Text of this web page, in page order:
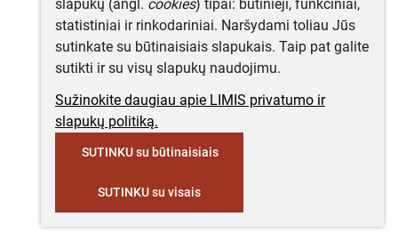
slapukų (angl. cookies) tipai: būtinieji, funkciniai,
statistiniai ir rinkodariniai. Naršydami toliau Jūs
sutinkate su būtinaisiais slapukais. Taip pat galite
sutikti ir su visų slapukų naudojimu.
Sužinokite daugiau apie LIMIS privatumo ir
slapukų politiką.
SUTINKU su būtinaisiais
SUTINKU su visais